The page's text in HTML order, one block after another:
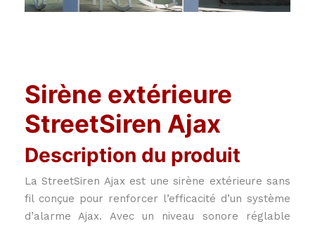
Sirène extérieure
StreetSiren Ajax
Description du produit
La StreetSiren Ajax est une sirène extérieure sans
fil conçue pour renforcer l’efficacité d’un système
d’alarme Ajax. Avec un niveau sonore réglable